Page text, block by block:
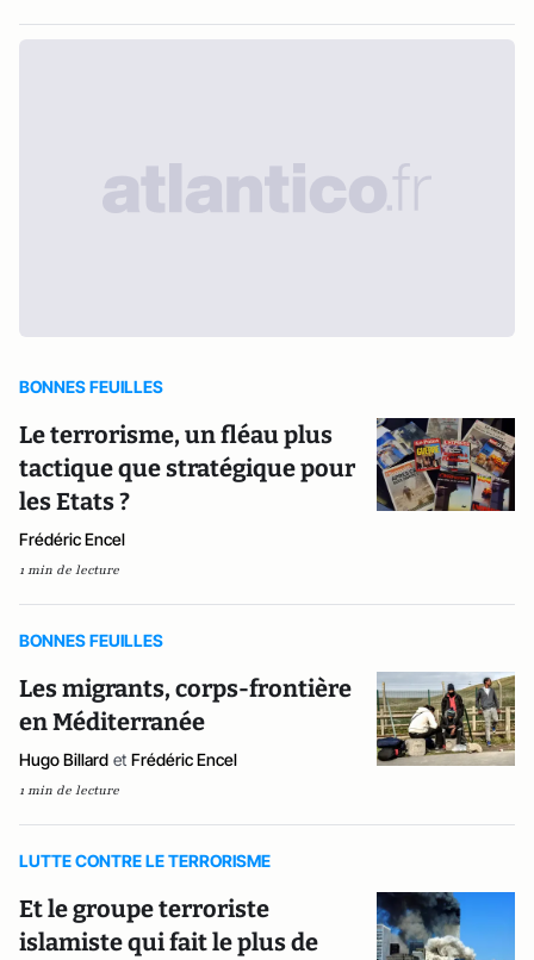
BONNES FEUILLES
Le terrorisme, un fléau plus
tactique que stratégique pour
les Etats ?
Frédéric Encel
1 min de lecture
BONNES FEUILLES
Les migrants, corps-frontière
en Méditerranée
Hugo Billard et Frédéric Encel
1 min de lecture
LUTTE CONTRE LE TERRORISME
Et le groupe terroriste
islamiste qui fait le plus de